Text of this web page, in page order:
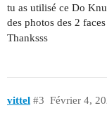
tu as utilisé ce Do
des photos des 2
Thanksss
vittel Février 4,
#3